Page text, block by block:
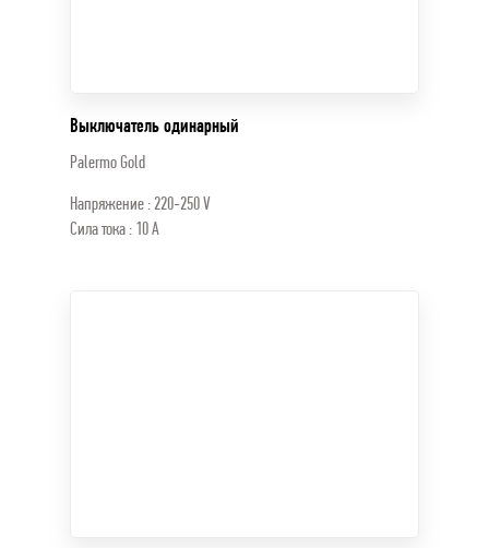
Выключатель одинарный
Palermo Gold
Напряжение : 220-250 V
Сила тока : 10 A